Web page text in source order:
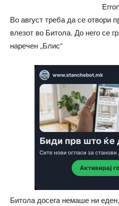
Во август треба да се отвори
влезот во Битола. До него се
наречен „Блис“
Битола досега немаше ни